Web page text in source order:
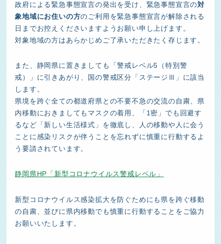
政府による緊急事態宣言の発出を受け、緊急事態宣言の対
象地域にお住いの方のご利用を緊急事態宣言が解除される
日までお控えくださいますようお願い申し上げます。
対象地域の方はあらかじめご了承いただきたく存じます。
また、静岡県に置きましても「警戒レベル5（特別警
戒）」に引きあがり、国の警戒区分「ステージⅢ」に該当
します。
県境を跨ぐ全ての都道府県との不要不急の交流の自粛、県
内移動におきましてもマスクの着用、「1密」でも回避す
るなど「新しい生活様式」を徹底し、人の移動や人に会う
ことに感染リスクが伴うことを忘れずに慎重に行動するよ
う要請されています。
静岡県HP「新型コロナウイルス警戒レベル」
新型コロナウイルス感染拡大を防ぐためにも県を跨ぐ移動
の自粛、並びに県内移動でも慎重に行動することをご協力
お願いいたします。